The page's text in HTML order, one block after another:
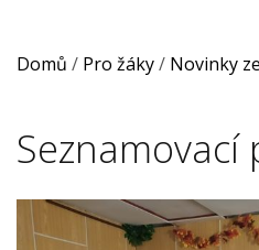
Domů / Pro žáky/ Novinky
Seznamovací